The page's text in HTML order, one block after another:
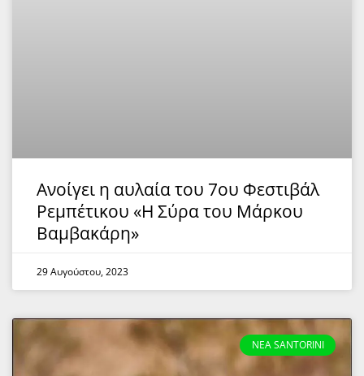
Ανοίγει η αυλαία του 7ου Φεστιβάλ
Ρεμπέτικου «Η Σύρα του Μάρκου
Βαμβακάρη»
29 Αυγούστου, 2023
NEA SANTORINI